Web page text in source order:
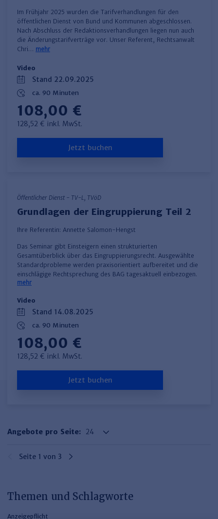
​Im Frühjahr 2025 wurden die Tarifverhandlungen für den
öffentlichen Dienst von Bund und Kommunen abgeschlossen.
Nach Abschluss der Redaktionsverhandlungen liegen nun auch
die Änderungstarifverträge vor. Unser Referent, Rechtsanwalt
Chri… mehr
Video
Stand 22.09.2025
ca. 90 Minuten
108,00 €
128,52 € inkl. MwSt.
Jetzt buchen
Öffentlicher Dienst - TV-L, TVöD
Grundlagen der Eingruppierung Teil 2
Ihre Referentin: Annette Salomon-Hengst
​Das Seminar gibt Einsteigern einen strukturierten
Gesamtüberblick über das Eingruppierungsrecht. Ausgewählte
Standardprobleme werden praxisorientiert aufbereitet und die
einschlägige Rechtsprechung des BAG tagesaktuell einbezogen.
mehr
Video
Stand 14.08.2025
ca. 90 Minuten
108,00 €
128,52 € inkl. MwSt.
Jetzt buchen
Angebote pro Seite:
Seite 1 von 3
Themen und Schlagworte
Anzeigepflicht